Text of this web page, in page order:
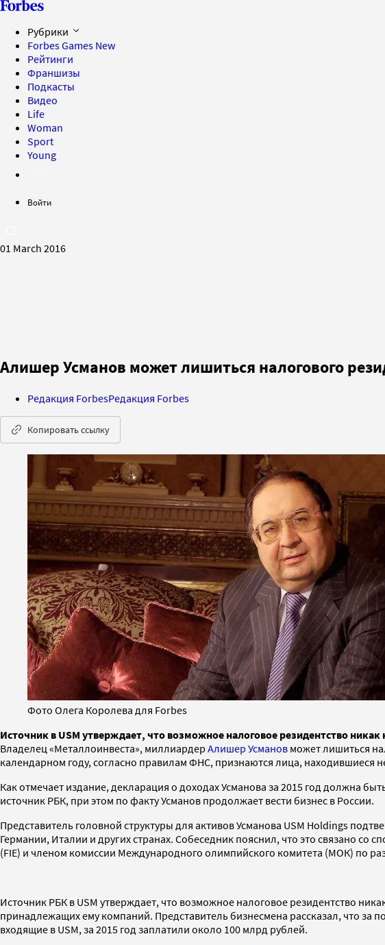
Рубрики
Forbes Games New
Рейтинги
Франшизы
Подкасты
Видео
Life
Woman
Sport
Young
Войти
01 March 2016
Алишер Усманов может лишиться налогового
Редакция ForbesРедакция Forbes
Копировать ссылку
Фото Олега Королева для Forbes
Источник в USM утверждает, что возможное налоговое резидентство
Владелец «Металлоинвеста», миллиардер Алишер Усманов может лишиться
календарном году, согласно правилам ФНС, признаются лица, находившиеся
Как отмечает издание, декларация о доходах Усманова за 2015 год должна
источник РБК, при этом по факту Усманов продолжает вести бизнес в России.
Представитель головной структуры для активов Усманова USM Holdings
Германии, Италии и других странах. Собеседник пояснил, что это связано
(FIE) и членом комиссии Международного олимпийского комитета (МОК) по
Источник РБК в USM утверждает, что возможное налоговое резидентство
принадлежащих ему компаний. Представитель бизнесмена рассказал, что за
входящие в USM, за 2015 год заплатили около 100 млрд рублей.